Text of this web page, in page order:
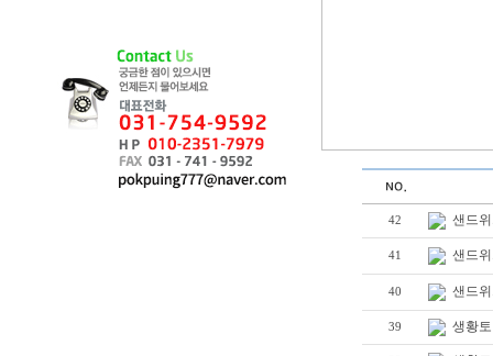
42 샌드
41 샌드
40 샌드
39 생황토